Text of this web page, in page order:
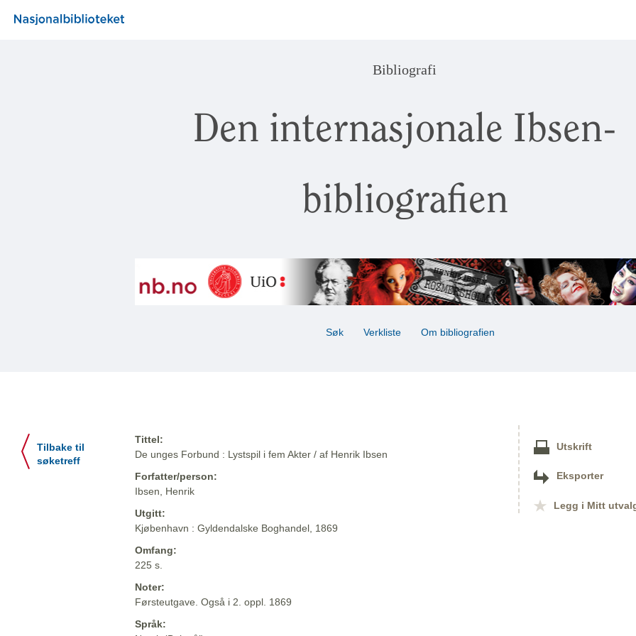
Bibliografi
Den internasjonale Ibsen-
bibliografien
Søk Verkliste Om bibliografien
Tilbake til
søketreff
Tittel:
De unges Forbund : Lystspil i fem Akter / af Henrik Ibsen
Forfatter/person:
Ibsen, Henrik
Utgitt:
Kjøbenhavn : Gyldendalske Boghandel, 1869
Omfang:
225 s.
Noter:
Førsteutgave. Også i 2. oppl. 1869
Språk:
Utskrift
Eksporter
Legg i Mitt